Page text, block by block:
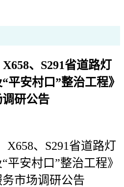
X658、S291省道路灯
平安村口”整治工程》
研公告
X658、S291省道路灯
平安村口”整治工程》
市场调研公告